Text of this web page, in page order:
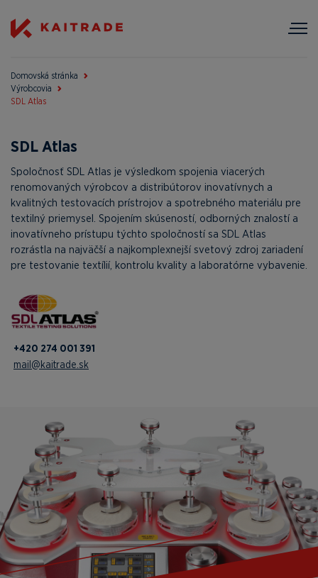
Domovská stránka
Výrobcovia
SDL Atlas
SDL Atlas
Spoločnosť SDL Atlas je výsledkom spojenia viacerých
renomovaných výrobcov a distribútorov inovatívnych a
kvalitných testovacích prístrojov a spotrebného materiálu pre
textilný priemysel. Spojením skúseností, odborných znalostí a
inovatívneho prístupu týchto spoločností sa SDL Atlas
rozrástla na najväčší a najkomplexnejší svetový zdroj zariadení
pre testovanie textílií, kontrolu kvality a laboratórne vybavenie.
+420 274 001 391
mail@kaitrade.sk